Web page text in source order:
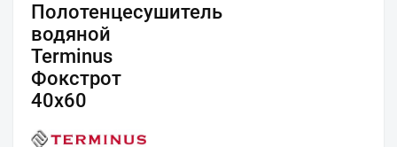
Полотенцесушитель
водяной
Terminus
Фокстрот
40х60